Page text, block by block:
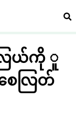
ရှာ
ြယ်ကို
ေလြတ်